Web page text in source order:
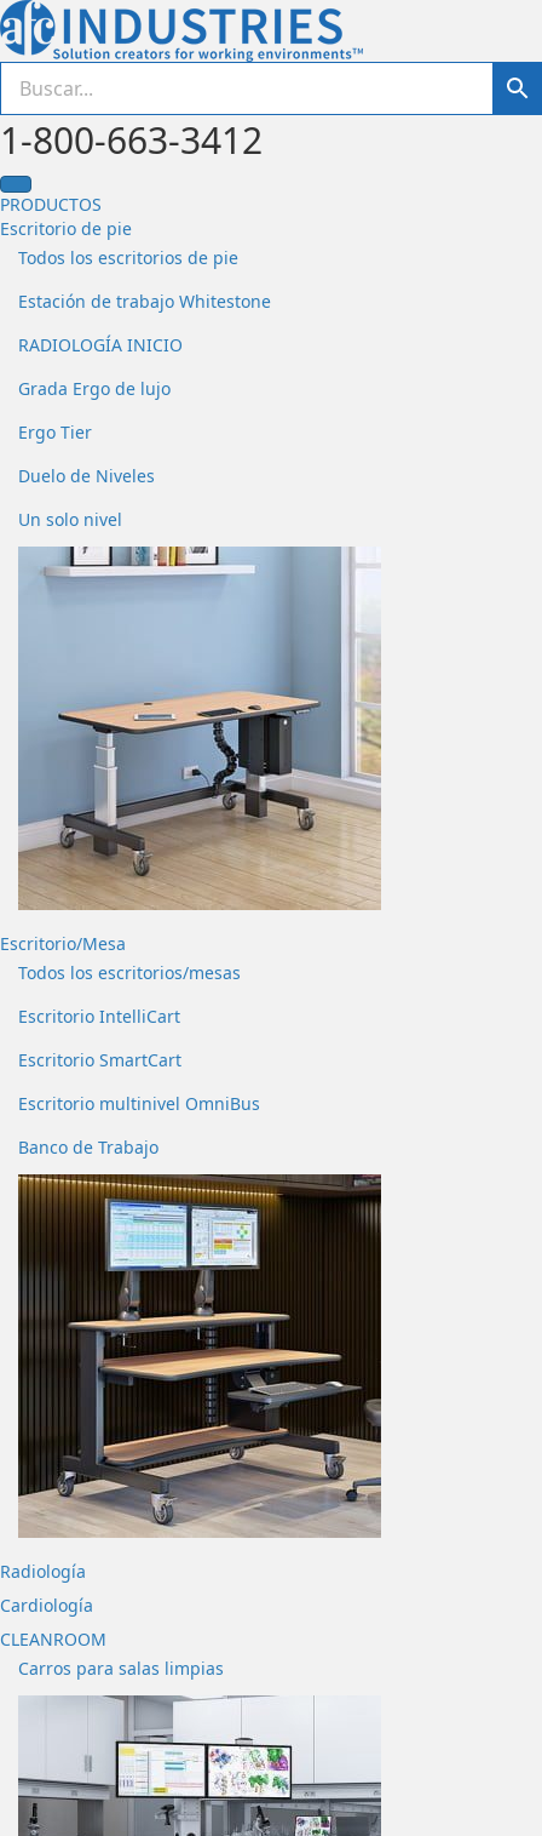
1-800-663-3412
PRODUCTOS
Escritorio de pie
Todos los escritorios de pie
Estación de trabajo Whitestone
RADIOLOGÍA INICIO
Grada Ergo de lujo
Ergo Tier
Duelo de Niveles
Un solo nivel
Escritorio/Mesa
Todos los escritorios/mesas
Escritorio IntelliCart
Escritorio SmartCart
Escritorio multinivel OmniBus
Banco de Trabajo
Radiología
Cardiología
CLEANROOM
Carros para salas limpias